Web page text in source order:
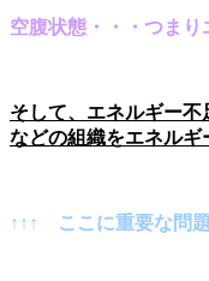
空腹状態・・・つまり
そして、エネルギー
などの組織をエネルギ
↑↑↑ ここに重要な問